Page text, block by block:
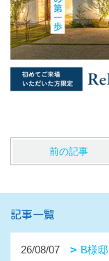
前の記事
記事一覧
26/08/07 B様